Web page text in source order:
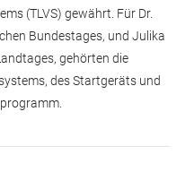
(TLVS) gewährt. Für Dr.
Bundestages, und Julika
gehörten die
des Startgeräts und